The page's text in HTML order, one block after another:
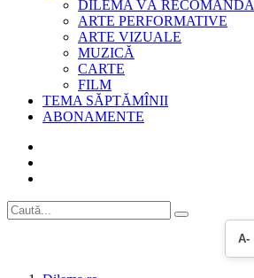
DILEMA VĂ RECOMANDĂ
ARTE PERFORMATIVE
ARTE VIZUALE
MUZICĂ
CARTE
FILM
TEMA SĂPTĂMÎNII
ABONAMENTE
A-